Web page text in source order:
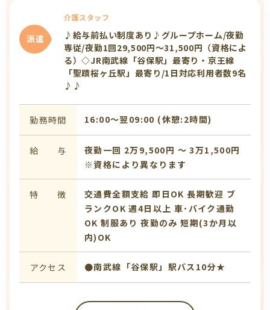
派遣
介護スタッフ
♪給与前払い制度あり♪グループホーム/夜勤
専従/夜勤1回29,500円～31,500円（資格によ
る）◇JR南武線「谷保駅」最寄り・京王線
「聖蹟桜ヶ丘駅」最寄り/1日対応利用者数9名
♪♪
勤務時間 16:00〜翌09:00 (休憩:2時間)
給 与
夜勤一回 2万9,500円 〜 3万1,500円
※資格により異なります
特 徴 交通費全額支給 即日OK 長期歓迎 ブ
ランクOK 週4日以上 車･バイク通勤
OK 制服あり 夜勤のみ 短期(3か月以
内)OK
アクセス ●南武線「谷保駅」駅バス10分★